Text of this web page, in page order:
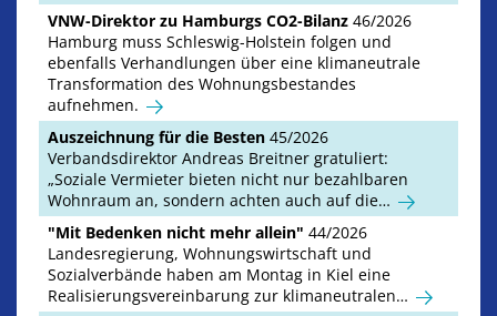
VNW-Direktor zu Hamburgs CO2-Bilanz 46/2026
Hamburg muss Schleswig-Holstein folgen und
ebenfalls Verhandlungen über eine klimaneutrale
Transformation des Wohnungsbestandes
aufnehmen.
Auszeichnung für die Besten 45/2026
Verbandsdirektor Andreas Breitner gratuliert:
„Soziale Vermieter bieten nicht nur bezahlbaren
Wohnraum an, sondern achten auch auf die…
"Mit Bedenken nicht mehr allein" 44/2026
Landesregierung, Wohnungswirtschaft und
Sozialverbände haben am Montag in Kiel eine
Realisierungsvereinbarung zur klimaneutralen…